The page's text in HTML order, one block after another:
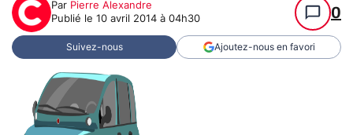
Par Pierre Alexandre
Publié le 10 avril 2014 à 04h30 0
Suivez-nous Ajoutez-nous en favori